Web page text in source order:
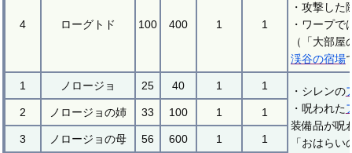
4 ローグトド 100 400 1 1
・攻撃した
・ワープ
（「大部
渓谷の宿場
1 ノロージョ 25 40 1 1 ・シレンの
・呪われた
装備品が呪
「おはら
2 ノロージョの姉 33 100 1 1
3 ノロージョの母 56 600 1 1